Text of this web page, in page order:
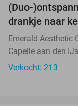
(Duo-
drankje naar
Emerald Aesthetic
Capelle aan den
Verkocht: 213